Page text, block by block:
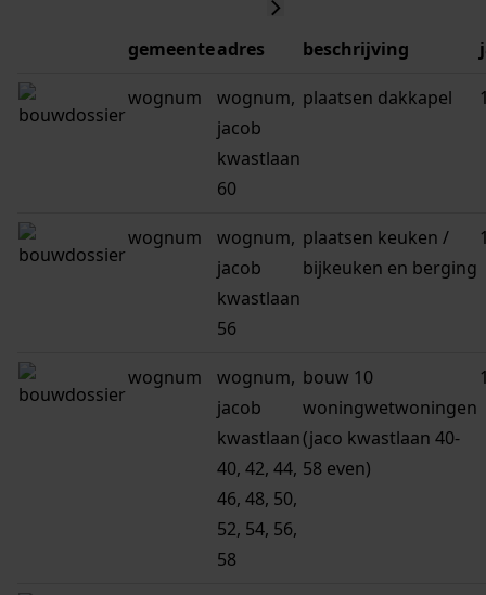
gemeenteadres beschrijving
wognum
wognum,
jacob
kwastlaan
60
plaatsen dakkapel
wognum
wognum,
jacob
kwastlaan
56
plaatsen keuken /
bijkeuken en berging
wognum
wognum,
jacob
kwastlaan
40, 42, 44,
46, 48, 50,
52, 54, 56,
58
bouw 10
woningwetwoningen
(jaco kwastlaan 40-
58 even)